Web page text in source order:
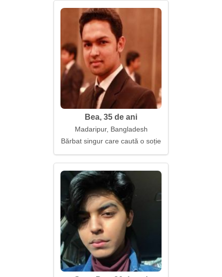
Bea, 35 de ani
Madaripur, Bangladesh
Bărbat singur care caută o soție